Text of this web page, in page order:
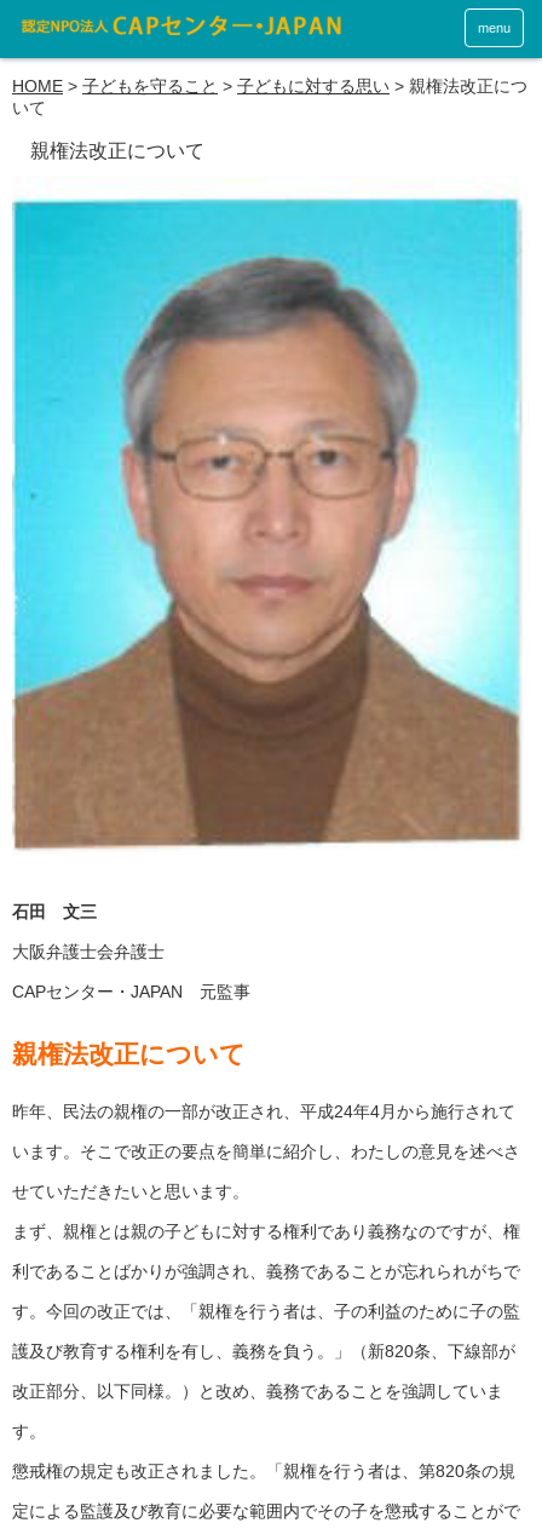
menu
HOME > 子どもを守ること > 子どもに対する思い > 親権法改正につ
いて
親権法改正について
石田 文三
大阪弁護士会弁護士
CAPセンター・JAPAN 元監事
親権法改正について
昨年、民法の親権の一部が改正され、平成24年4月から施行されて
います。そこで改正の要点を簡単に紹介し、わたしの意見を述べさ
せていただきたいと思います。
まず、親権とは親の子どもに対する権利であり義務なのですが、権
利であることばかりが強調され、義務であることが忘れられがちで
す。今回の改正では、「親権を行う者は、子の利益のために子の監
護及び教育する権利を有し、義務を負う。」（新820条、下線部が
改正部分、以下同様。）と改め、義務であることを強調していま
す。
懲戒権の規定も改正されました。「親権を行う者は、第820条の規
定による監護及び教育に必要な範囲内でその子を懲戒することがで